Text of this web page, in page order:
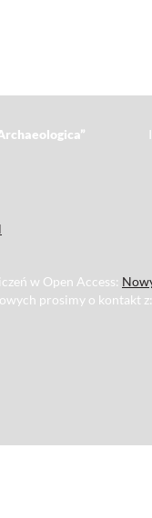
Archaeologica”
w Open Access:
prosimy o kontakt